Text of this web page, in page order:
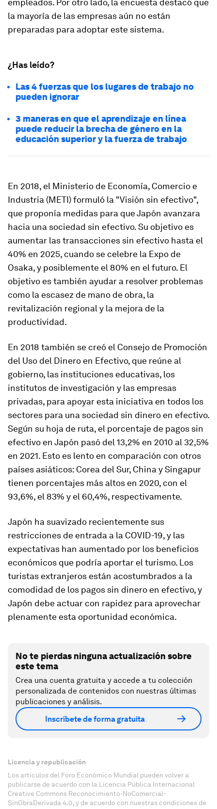
empleados. Por otro lado, la encuesta destacó que
la mayoría de las empresas aún no están
preparadas para adoptar este sistema.
¿Has leído?
Las 4 fuerzas que los lugares de trabajo no
pueden ignorar
3 maneras en que el aprendizaje en línea
puede reducir la brecha de género en la
educación superior y la fuerza de trabajo
En 2018, el Ministerio de Economía, Comercio e
Industria (METI) formuló la "Visión sin efectivo",
que proponía medidas para que Japón avanzara
hacia una sociedad sin efectivo. Su objetivo es
aumentar las transacciones sin efectivo hasta el
40% en 2025, cuando se celebre la Expo de
Osaka, y posiblemente el 80% en el futuro. El
objetivo es también ayudar a resolver problemas
como la escasez de mano de obra, la
revitalización regional y la mejora de la
productividad.
En 2018 también se creó el Consejo de Promoción
del Uso del Dinero en Efectivo, que reúne al
gobierno, las instituciones educativas, los
institutos de investigación y las empresas
privadas, para apoyar esta iniciativa en todos los
sectores para una sociedad sin dinero en efectivo.
Según su hoja de ruta, el porcentaje de pagos sin
efectivo en Japón pasó del 13,2% en 2010 al 32,5%
en 2021. Esto es lento en comparación con otros
países asiáticos: Corea del Sur, China y Singapur
tienen porcentajes más altos en 2020, con el
93,6%, el 83% y el 60,4%, respectivamente.
Japón ha suavizado recientemente sus
restricciones de entrada a la COVID-19, y las
expectativas han aumentado por los beneficios
económicos que podría aportar el turismo. Los
turistas extranjeros están acostumbrados a la
comodidad de los pagos sin dinero en efectivo, y
Japón debe actuar con rapidez para aprovechar
plenamente esta oportunidad económica.
No te pierdas ninguna actualización sobre
este tema
Crea una cuenta gratuita y accede a tu colección
personalizada de contenidos con nuestras últimas
publicaciones y análisis.
Inscríbete de forma gratuita
Licencia y republicación
Los artículos del Foro Económico Mundial pueden volver a
publicarse de acuerdo con la Licencia Pública Internacional
Creative Commons Reconocimiento-NoComercial-
SinObraDerivada 4.0, y de acuerdo con nuestras condiciones de